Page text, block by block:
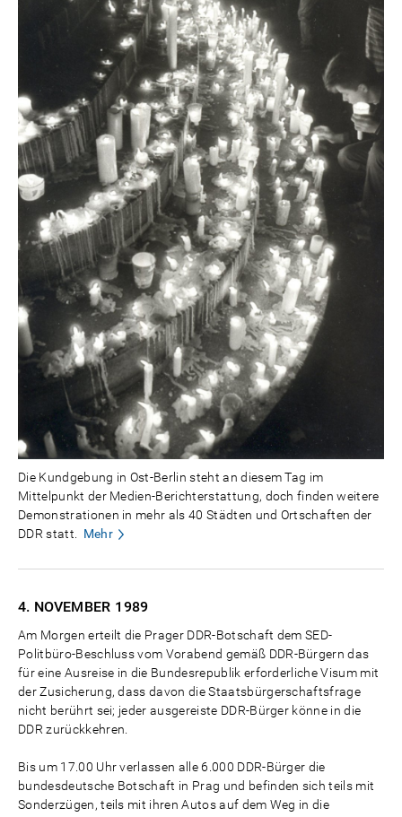
Die Kundgebung in Ost-Berlin steht an diesem Tag im
Mittelpunkt der Medien-Berichterstattung, doch finden weitere
Demonstrationen in mehr als 40 Städten und Ortschaften der
DDR statt. Mehr
4. NOVEMBER 1989
Am Morgen erteilt die Prager DDR-Botschaft dem SED-
Politbüro-Beschluss vom Vorabend gemäß DDR-Bürgern das
für eine Ausreise in die Bundesrepublik erforderliche Visum mit
der Zusicherung, dass davon die Staatsbürgerschaftsfrage
nicht berührt sei; jeder ausgereiste DDR-Bürger könne in die
DDR zurückkehren.
Bis um 17.00 Uhr verlassen alle 6.000 DDR-Bürger die
bundesdeutsche Botschaft in Prag und befinden sich teils mit
Sonderzügen, teils mit ihren Autos auf dem Weg in die